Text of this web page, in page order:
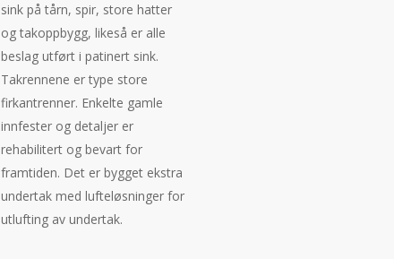
sink på tårn, spir, store hatter
og takoppbygg, likeså er alle
beslag utført i patinert sink.
Takrennene er type store
firkantrenner. Enkelte gamle
innfester og detaljer er
rehabilitert og bevart for
framtiden. Det er bygget ekstra
undertak med lufteløsninger for
utlufting av undertak.